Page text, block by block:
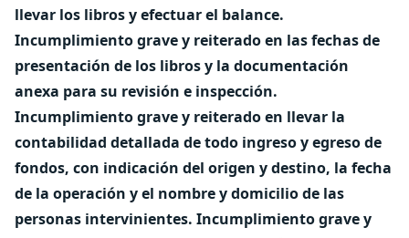
llevar los libros y efectuar el balance.
Incumplimiento grave y reiterado en las fechas de
presentación de los libros y la documentación
anexa para su revisión e inspección.
Incumplimiento grave y reiterado en llevar la
contabilidad detallada de todo ingreso y egreso de
fondos, con indicación del origen y destino, la fecha
de la operación y el nombre y domicilio de las
personas intervinientes. Incumplimiento grave y